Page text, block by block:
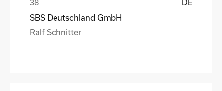
DE
SBS Deutschland GmbH
Ralf Schnitter